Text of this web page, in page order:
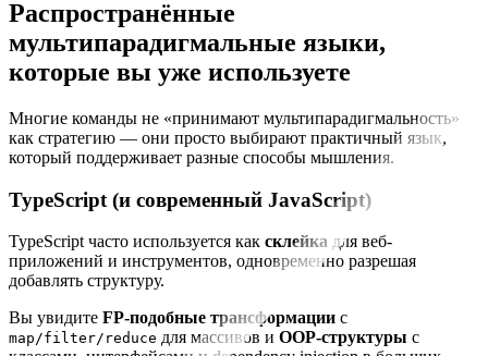
Распространённые
мультипарадигмальные языки,
которые вы уже используете
Многие команды не «принимают мультипарадигмальность»
как стратегию — они просто выбирают практичный язык,
который поддерживает разные способы мышления.
TypeScript (и современный JavaScript)
TypeScript часто используется как склейка для веб-
приложений и инструментов, одновременно разрешая
добавлять структуру.
Вы увидите FP-подобные трансформации с
map/filter/reduce для массивов и OOP-структуры с